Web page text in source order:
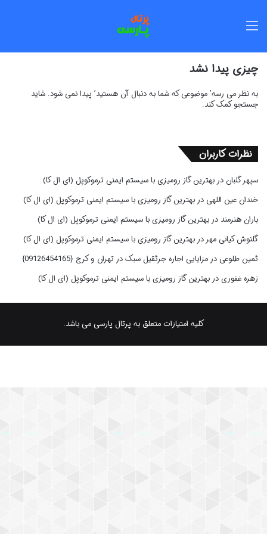
چیزی پیدا نشد
به نظر می رسه’ موضوعی که شما به دنبال آن هستید’ پیدا نمی شود. شاید
جستجو کمک کند.
نظرات کاربران
سپهر گلبان در بهترین گاز رومیزی با سیستم ایمنی ترموکوپل (ای ال کا)
خندان عین اللهی در بهترین گاز رومیزی با سیستم ایمنی ترموکوپل (ای ال کا)
باران هنرمند در بهترین گاز رومیزی با سیستم ایمنی ترموکوپل (ای ال کا)
گلنوش کیانی مهردر بهترین گاز رومیزی با سیستم ایمنی ترموکوپل (ای ال کا)
ثمین طلوعی در مزایایی اجاره جرثقیل سبک در تهران و کرج {09126454165}
زهره غفوریدر بهترین گاز رومیزی با سیستم ایمنی ترموکوپل (ای ال کا)
کلیه امتیازات متعلق به پرتال پارسی می باشد.